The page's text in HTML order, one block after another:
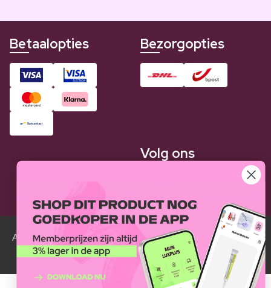
Betaalopties Bezorgopties
Volg ons
Alle Luxplus ledenprijzen zijn weergegeven in vergelijking
met de normale prijzen.